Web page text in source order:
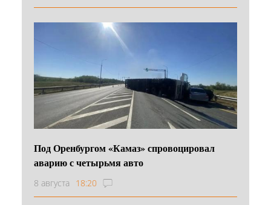
Под Оренбургом «Камаз» спровоцировал
аварию с четырьмя авто
8 августа 18:20